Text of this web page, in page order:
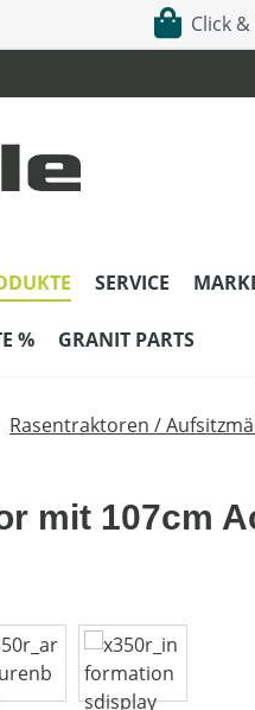
Click &
SERVICE
% GRANIT PARTS
Rasentraktoren /
mit 107cm